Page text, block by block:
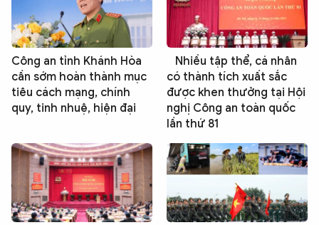
Công an tỉnh Khánh Hòa
cần sớm hoàn thành mục
tiêu cách mạng, chính
quy, tinh nhuệ, hiện đại
Nhiều tập thể, cá nhân
có thành tích xuất sắc
được khen thưởng tại Hội
nghị Công an toàn quốc
lần thứ 81